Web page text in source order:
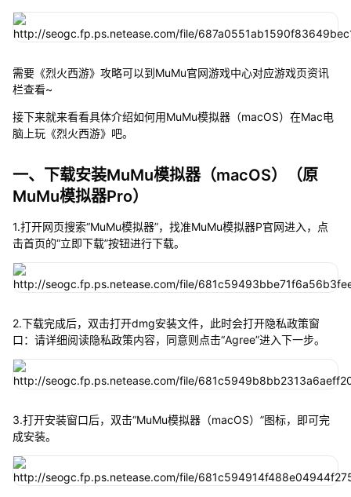
需要《烈火西游》攻略可以到MuMu官网游戏中心对应游戏页资讯
栏查看~
接下来就来看看具体介绍如何用MuMu模拟器（macOS）在Mac电
脑上玩《烈火西游》吧。
一、下载安装MuMu模拟器（macOS）（原
MuMu模拟器Pro）
1.打开网页搜索“MuMu模拟器”，找准MuMu模拟器P官网进入，点
击首页的“立即下载”按钮进行下载。
2.下载完成后，双击打开dmg安装文件，此时会打开隐私政策窗
口：请详细阅读隐私政策内容，同意则点击“Agree”进入下一步。
3.打开安装窗口后，双击“MuMu模拟器（macOS）”图标，即可完
成安装。